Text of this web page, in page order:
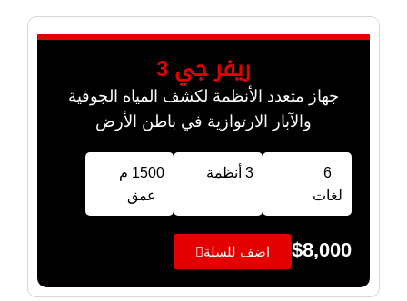
ريفر جي 3
جهاز متعدد الأنظمة لكشف المياه الجوفية
والآبار الارتوازية في باطن الأرض
6
لغات
3 أنظمة
1500 م
عمق
$8,000 اضف للسلة